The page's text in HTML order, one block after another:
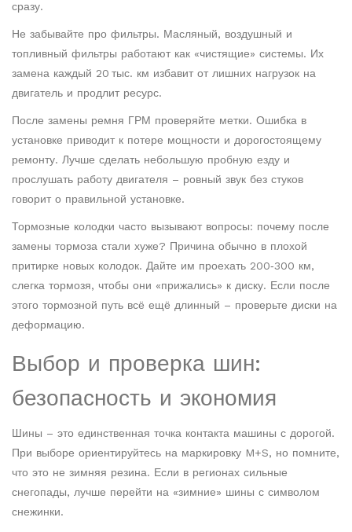
сразу.
Не забывайте про фильтры. Масляный, воздушный и
топливный фильтры работают как «чистящие» системы. Их
замена каждый 20 тыс. км избавит от лишних нагрузок на
двигатель и продлит ресурс.
После замены ремня ГРМ проверяйте метки. Ошибка в
установке приводит к потере мощности и дорогостоящему
ремонту. Лучше сделать небольшую пробную езду и
прослушать работу двигателя – ровный звук без стуков
говорит о правильной установке.
Тормозные колодки часто вызывают вопросы: почему после
замены тормоза стали хуже? Причина обычно в плохой
притирке новых колодок. Дайте им проехать 200‑300 км,
слегка тормозя, чтобы они «прижались» к диску. Если после
этого тормозной путь всё ещё длинный – проверьте диски на
деформацию.
Выбор и проверка шин:
безопасность и экономия
Шины – это единственная точка контакта машины с дорогой.
При выборе ориентируйтесь на маркировку M+S, но помните,
что это не зимняя резина. Если в регионах сильные
снегопады, лучше перейти на «зимние» шины с символом
снежинки.